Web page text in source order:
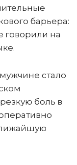
барьера:
говорили на
стало
боль в